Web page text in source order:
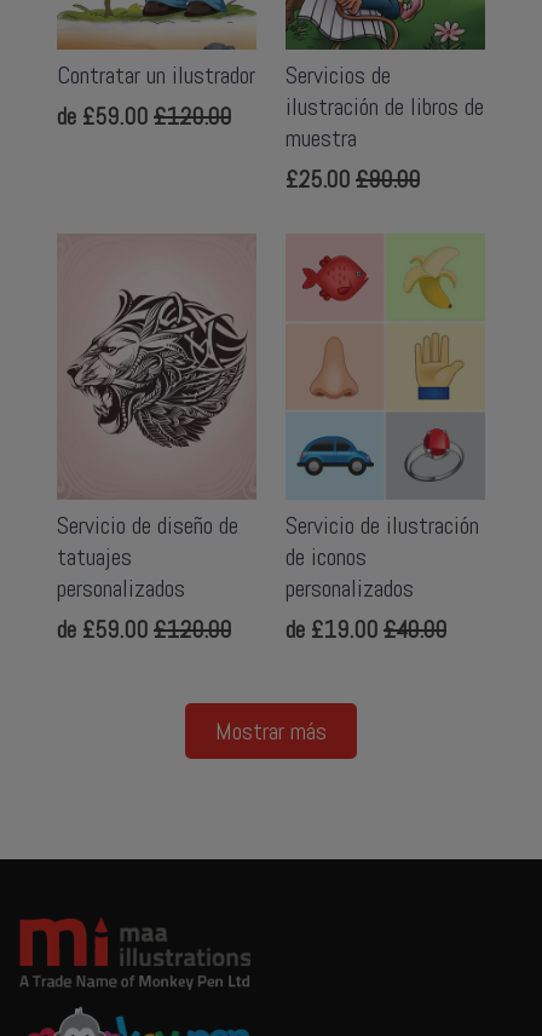
Contratar un ilustrador
de £59.00£120.00
Servicios de
ilustración de libros de
muestra
£25.00£90.00
Servicio de diseño de
tatuajes
personalizados
de £59.00£120.00
Servicio de ilustración
de iconos
personalizados
de £19.00£40.00
Mostrar más